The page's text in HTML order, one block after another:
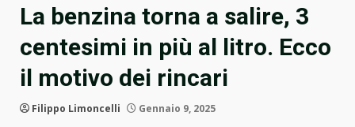
La benzina torna a salire, 3
centesimi in più al litro. Ecco
il motivo dei rincari
Filippo Limoncelli Gennaio 9, 2025